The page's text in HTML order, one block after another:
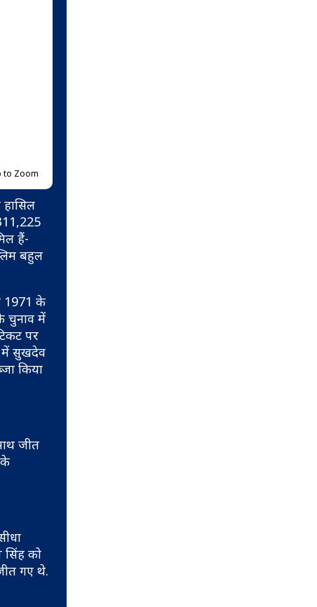
to Zoom
हैं-
बहुल
1971 के
चुनाव में
पर
में सुखदेव
किया
जीत
के
सिंह को
गए थे.